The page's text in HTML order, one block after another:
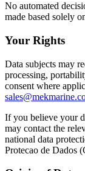
No automated
made based solely
Your Rights
Data subjects may
processing,
consent where
If you believe your
may contact the
national data
Protecao de Dados